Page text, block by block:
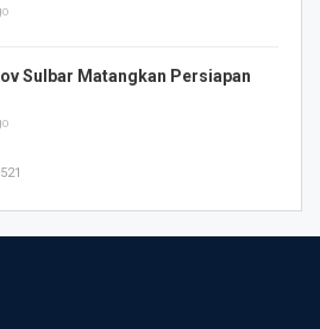
Sulbar Matangkan Persiapan